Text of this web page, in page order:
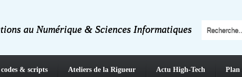
au Numérique & Sciences Informatiques
& scripts Ateliers de la Rigueur Actu High-Tech Plan